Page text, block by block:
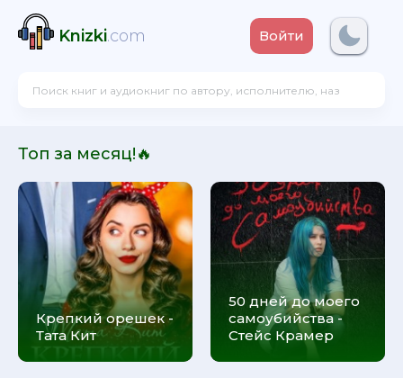
Knizki.com Войти
Топ за месяц!🔥
Крепкий орешек -
Тата Кит
50 дней до моего
самоубийства -
Стейс Крамер